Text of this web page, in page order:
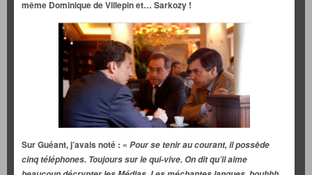
même Dominique de Villepin et… Sarkozy !
Sur Guéant, j’avais noté : « Pour se tenir au courant, il possède
cinq téléphones. Toujours sur le qui-vive. On dit qu’il aime